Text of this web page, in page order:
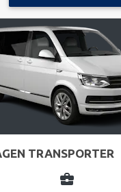
TRANSPORTER
business_center